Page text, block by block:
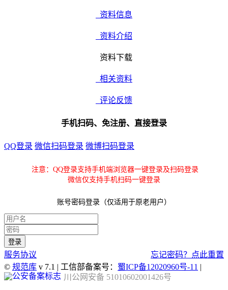
资料信息
资料介绍
资料下载
相关资料
评论反馈
手机扫码、免注册、直接登录
QQ登录 微信扫码登录 微博扫码登录
注意：QQ登录支持手机端浏览器一键登录及扫码登录
微信仅支持手机扫码一键登录
账号密码登录（仅适用于原老用户）
服务协议
忘记密码？点此重置
© 规范库 v 7.1 | 工信部备案号： 蜀ICP备12020960号-11 |
川公网安备 51010602001426号